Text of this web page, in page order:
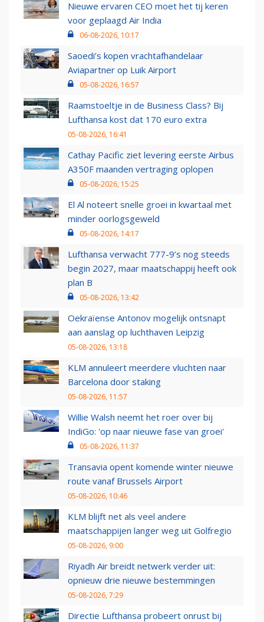
Nieuwe ervaren CEO moet het tij keren
voor geplaagd Air India
06-08-2026, 10:17
Saoedi’s kopen vrachtafhandelaar
Aviapartner op Luik Airport
05-08-2026, 16:57
Raamstoeltje in de Business Class? Bij
Lufthansa kost dat 170 euro extra
05-08-2026, 16:41
Cathay Pacific ziet levering eerste Airbus
A350F maanden vertraging oplopen
05-08-2026, 15:25
El Al noteert snelle groei in kwartaal met
minder oorlogsgeweld
05-08-2026, 14:17
Lufthansa verwacht 777-9’s nog steeds
begin 2027, maar maatschappij heeft ook
plan B
05-08-2026, 13:42
Oekraïense Antonov mogelijk ontsnapt
aan aanslag op luchthaven Leipzig
05-08-2026, 13:18
KLM annuleert meerdere vluchten naar
Barcelona door staking
05-08-2026, 11:57
Willie Walsh neemt het roer over bij
IndiGo: 'op naar nieuwe fase van groei'
05-08-2026, 11:37
Transavia opent komende winter nieuwe
route vanaf Brussels Airport
05-08-2026, 10:46
KLM blijft net als veel andere
maatschappijen langer weg uit Golfregio
05-08-2026, 9:00
Riyadh Air breidt netwerk verder uit:
opnieuw drie nieuwe bestemmingen
05-08-2026, 7:29
Directie Lufthansa probeert onrust bij